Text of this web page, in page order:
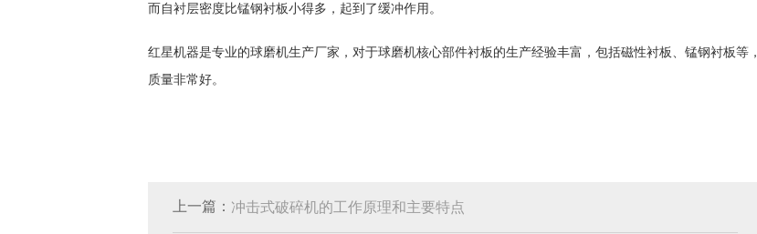
而自衬层密度比锰钢衬板小得多，起到了缓冲作用。
红星机器是专业的球磨机生产厂家，对于球磨机核心部件衬板的生产经验丰富，包括磁性衬板、锰钢衬板等，
质量非常好。
上一篇： 冲击式破碎机的工作原理和主要特点